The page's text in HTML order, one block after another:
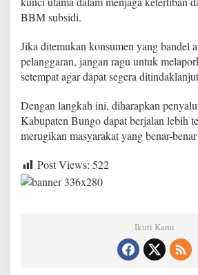
BBM subsidi.
Jika ditemukan konsumen yang bandel
pelanggaran, jangan ragu untuk
setempat agar dapat segera
Dengan langkah ini, diharapkan
Kabupaten Bungo dapat berjalan lebih
merugikan masyarakat yang benar-
Post Views: 522
Ikuti Kami